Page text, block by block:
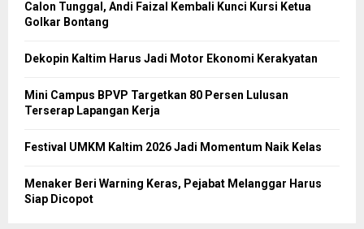
Calon Tunggal, Andi Faizal Kembali Kunci Kursi Ketua
Golkar Bontang
Dekopin Kaltim Harus Jadi Motor Ekonomi Kerakyatan
Mini Campus BPVP Targetkan 80 Persen Lulusan
Terserap Lapangan Kerja
Festival UMKM Kaltim 2026 Jadi Momentum Naik Kelas
Menaker Beri Warning Keras, Pejabat Melanggar Harus
Siap Dicopot